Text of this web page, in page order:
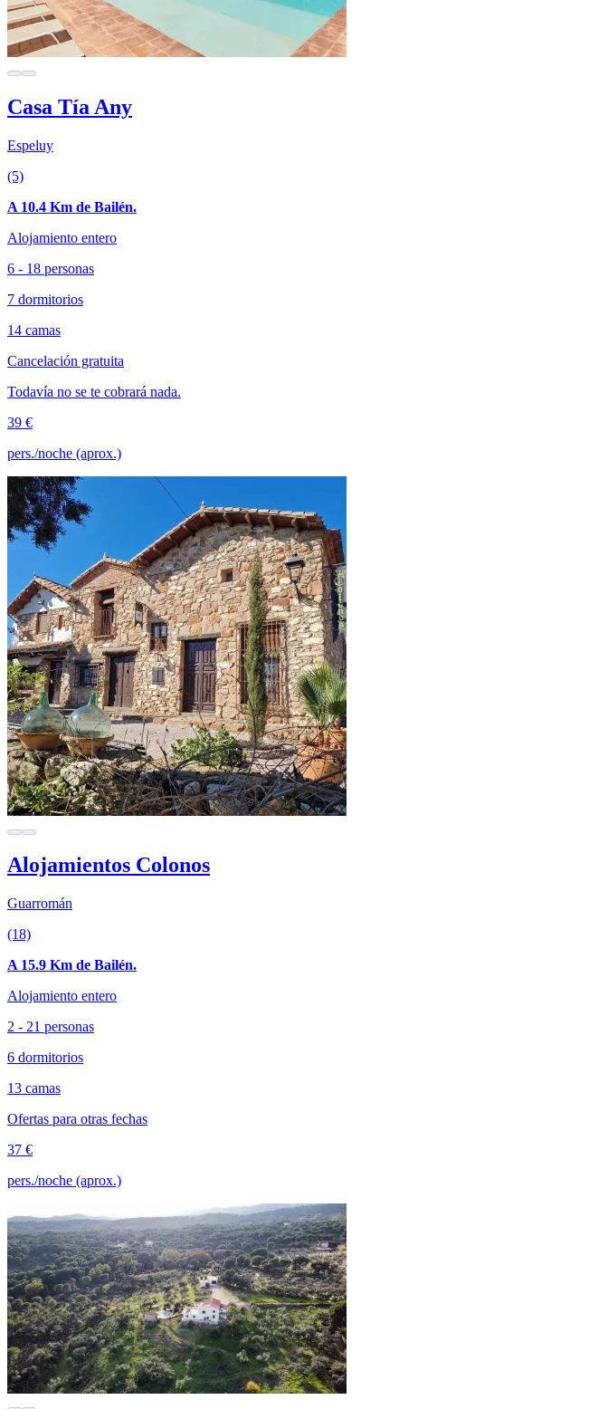
Casa Tía Any
Espeluy
(5)
A 10.4 Km de Bailén.
Alojamiento entero
6 - 18 personas
7 dormitorios
14 camas
Cancelación gratuita
Todavía no se te cobrará nada.
39 €
pers./noche (aprox.)
Alojamientos Colonos
Guarromán
(18)
A 15.9 Km de Bailén.
Alojamiento entero
2 - 21 personas
6 dormitorios
13 camas
Ofertas para otras fechas
37 €
pers./noche (aprox.)